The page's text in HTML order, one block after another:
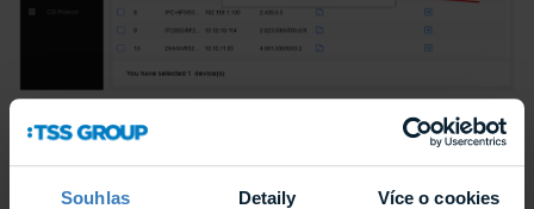
Souhlas Detaily Více o cookies
, označíme
možnost
a klikneme na tlačítko
OK.